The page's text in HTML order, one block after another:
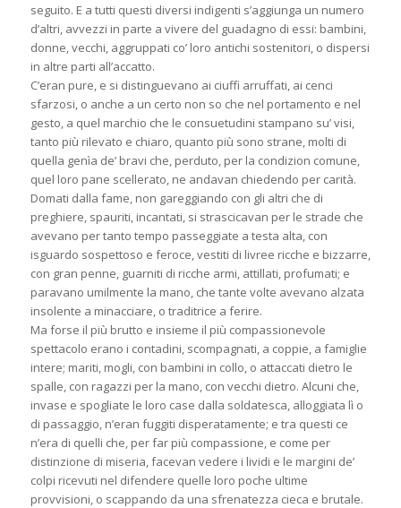
seguito. E a tutti questi diversi indigenti s’aggiunga un numero
d’altri, avvezzi in parte a vivere del guadagno di essi: bambini,
donne, vecchi, aggruppati co’ loro antichi sostenitori, o dispersi
in altre parti all’accatto.
C’eran pure, e si distinguevano ai ciuffi arruffati, ai cenci
sfarzosi, o anche a un certo non so che nel portamento e nel
gesto, a quel marchio che le consuetudini stampano su’ visi,
tanto più rilevato e chiaro, quanto più sono strane, molti di
quella genìa de’ bravi che, perduto, per la condizion comune,
quel loro pane scellerato, ne andavan chiedendo per carità.
Domati dalla fame, non gareggiando con gli altri che di
preghiere, spauriti, incantati, si strascicavan per le strade che
avevano per tanto tempo passeggiate a testa alta, con
isguardo sospettoso e feroce, vestiti di livree ricche e bizzarre,
con gran penne, guarniti di ricche armi, attillati, profumati; e
paravano umilmente la mano, che tante volte avevano alzata
insolente a minacciare, o traditrice a ferire.
Ma forse il più brutto e insieme il più compassionevole
spettacolo erano i contadini, scompagnati, a coppie, a famiglie
intere; mariti, mogli, con bambini in collo, o attaccati dietro le
spalle, con ragazzi per la mano, con vecchi dietro. Alcuni che,
invase e spogliate le loro case dalla soldatesca, alloggiata lì o
di passaggio, n’eran fuggiti disperatamente; e tra questi ce
n’era di quelli che, per far più compassione, e come per
distinzione di miseria, facevan vedere i lividi e le margini de’
colpi ricevuti nel difendere quelle loro poche ultime
provvisioni, o scappando da una sfrenatezza cieca e brutale.